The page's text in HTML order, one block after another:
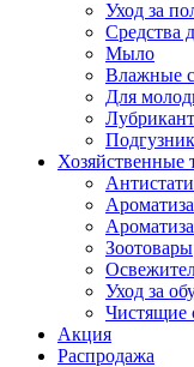
Уход за
Средства
Мыло
Влажные
Для
Хозяйственные
Зоотовары
Уход за
Чистящие
Акция
Распродажа